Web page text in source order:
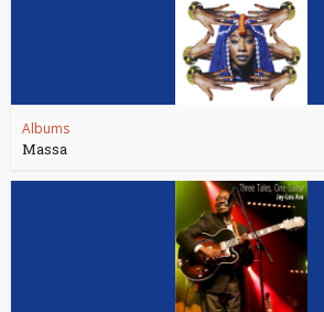
Albums
Massa